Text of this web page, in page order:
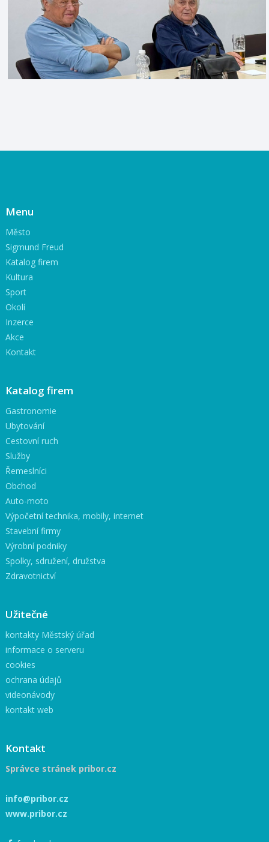
Menu
Město
Sigmund Freud
Katalog firem
Kultura
Sport
Okolí
Inzerce
Akce
Kontakt
Katalog firem
Gastronomie
Ubytování
Cestovní ruch
Služby
Řemeslníci
Obchod
Auto-moto
Výpočetní technika, mobily, internet
Stavební firmy
Výrobní podniky
Spolky, sdružení, družstva
Zdravotnictví
Užitečné
kontakty Městský úřad
informace o serveru
cookies
ochrana údajů
videonávody
kontakt web
Kontakt
Správce stránek pribor.cz
info@pribor.cz
www.pribor.cz